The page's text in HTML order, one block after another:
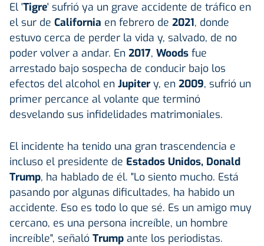
El 'Tigre' sufrió ya un grave accidente de tráfico en
el sur de California en febrero de 2021, donde
estuvo cerca de perder la vida y, salvado, de no
poder volver a andar. En 2017, Woods fue
arrestado bajo sospecha de conducir bajo los
efectos del alcohol en Jupiter y, en 2009, sufrió un
primer percance al volante que terminó
desvelando sus infidelidades matrimoniales.
El incidente ha tenido una gran trascendencia e
incluso el presidente de Estados Unidos, Donald
Trump, ha hablado de él. "Lo siento mucho. Está
pasando por algunas dificultades, ha habido un
accidente. Eso es todo lo que sé. Es un amigo muy
cercano, es una persona increíble, un hombre
increíble", señaló Trump ante los periodistas.